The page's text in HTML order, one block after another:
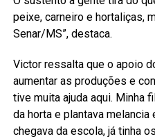
peixe, carneiro e hortaliças,
Senar/MS”, destaca.
Victor ressalta que o apoio
aumentar as produções e
tive muita ajuda aqui. Minha
da horta e plantava melancia
chegava da escola, já tinha